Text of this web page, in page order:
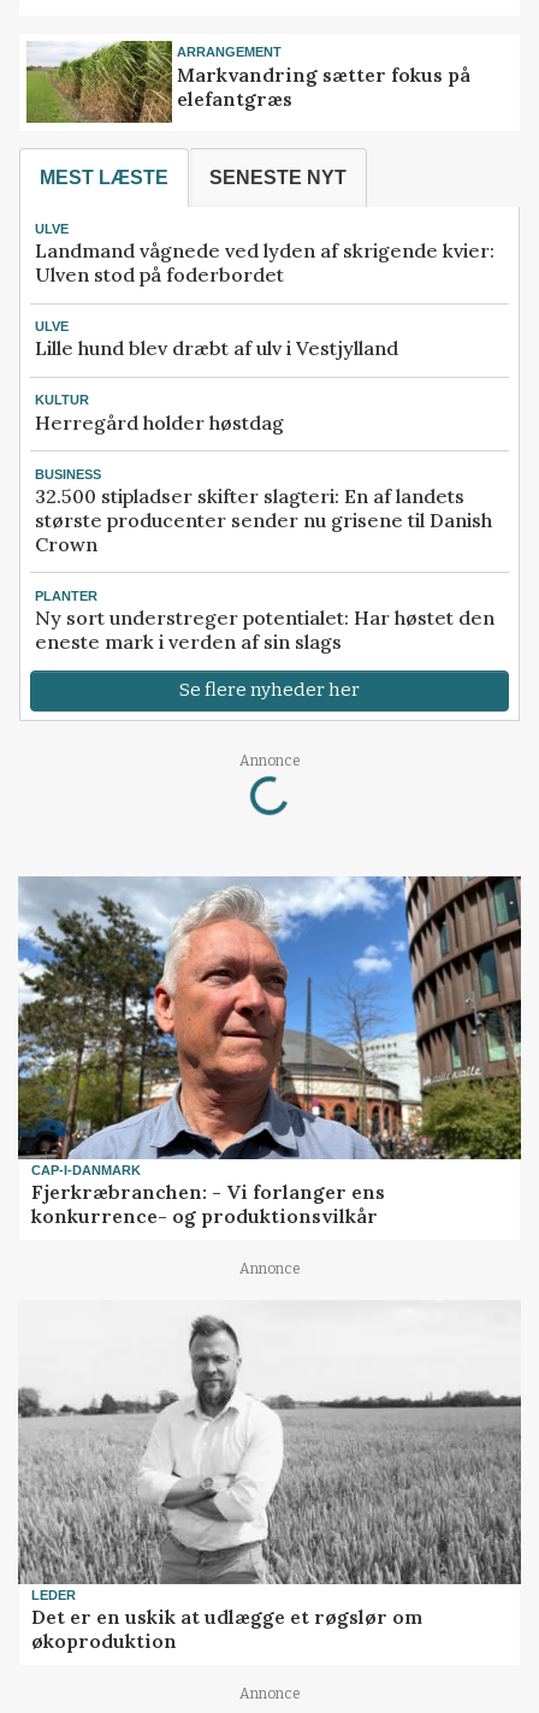
ARRANGEMENT
Markvandring sætter fokus på
elefantgræs
MEST LÆSTE SENESTE NYT
ULVE
Landmand vågnede ved lyden af skrigende kvier:
Ulven stod på foderbordet
ULVE
Lille hund blev dræbt af ulv i Vestjylland
KULTUR
Herregård holder høstdag
BUSINESS
32.500 stipladser skifter slagteri: En af landets
største producenter sender nu grisene til Danish
Crown
PLANTER
Ny sort understreger potentialet: Har høstet den
eneste mark i verden af sin slags
Se flere nyheder her
Annonce
Loading...
CAP-I-DANMARK
Fjerkræbranchen: - Vi forlanger ens
konkurrence- og produktionsvilkår
Annonce
LEDER
Det er en uskik at udlægge et røgslør om
økoproduktion
Annonce